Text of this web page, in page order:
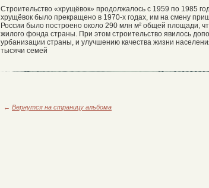
Строительство «хрущёвок» продолжалось с 1959 по 1985
хрущёвок было прекращено в 1970-х годах, им на смену
России было построено около 290 млн м² общей площади,
жилого фонда страны. При этом строительство явилось
урбанизации страны, и улучшению качества жизни
тысячи семей
← Вернутся на страницу альбома